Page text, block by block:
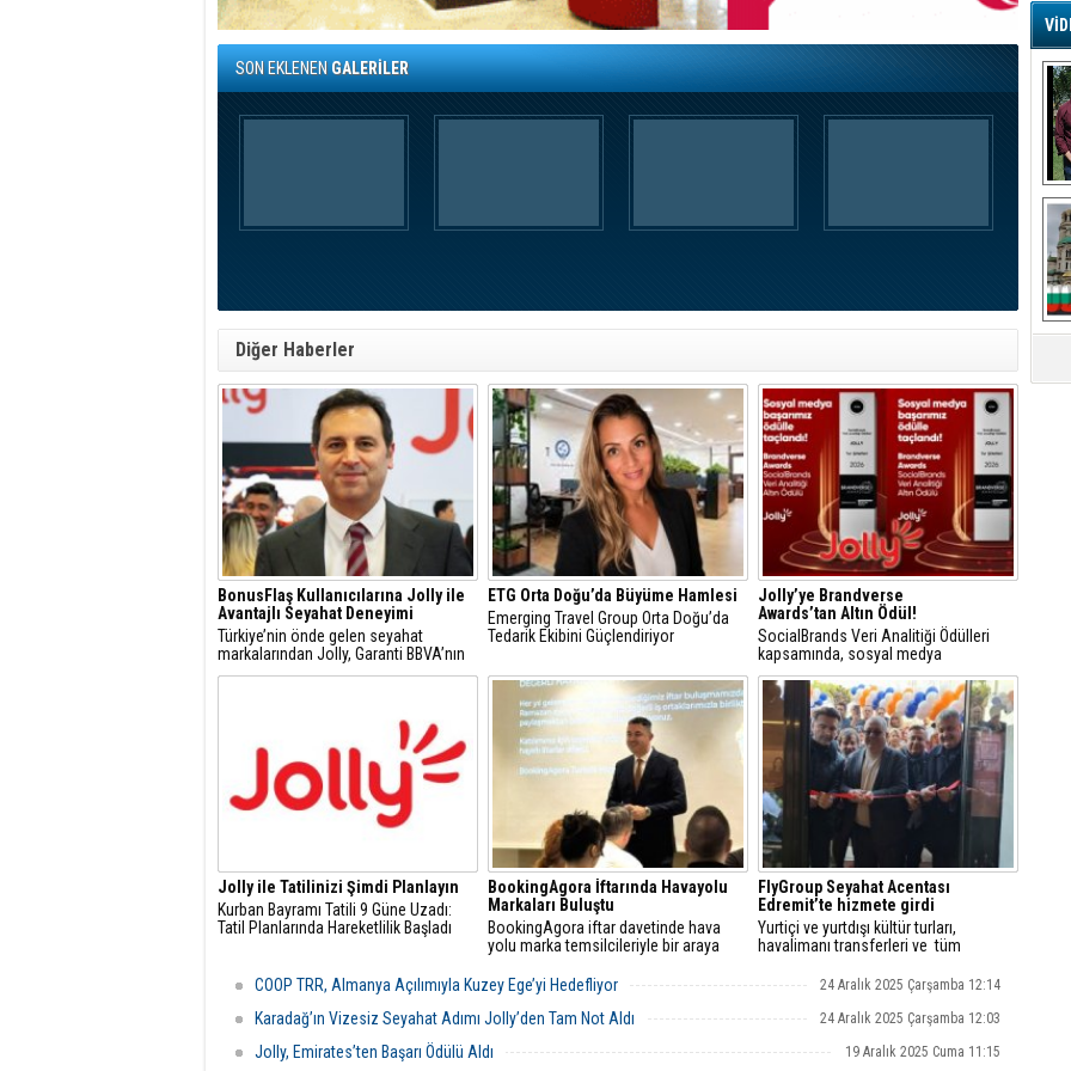
SON EKLENENGALERİLER
Diğer Haberler
BonusFlaş Kullanıcılarına Jolly ile
Avantajlı Seyahat Deneyimi
Türkiye’nin önde gelen seyahat
markalarından Jolly, Garanti BBVA’nın
BonusFlaş uygulaması içinde yer alan
ETG Orta Doğu’da Büyüme Hamlesi
Emerging Travel Group Orta Doğu’da
Tedarik Ekibini Güçlendiriyor
Jolly’ye Brandverse
Awards’tan Altın Ödül!
SocialBrands Veri Analitiği Ödülleri
kapsamında, sosyal medya
performansı tamamen veriye dayalı
olarak değerlendirilen Jolly, turizm
sektöründeki dijital iletişim başarısını
Altın Ödül ile taçlandırdı
Jolly ile Tatilinizi Şimdi Planlayın
Kurban Bayramı Tatili 9 Güne Uzadı:
Tatil Planlarında Hareketlilik Başladı
BookingAgora İftarında Havayolu
Markaları Buluştu
BookingAgora iftar davetinde hava
yolu marka temsilcileriyle bir araya
FlyGroup Seyahat Acentası
Edremit’te hizmete girdi
Yurtiçi ve yurtdışı kültür turları,
havalimanı transferleri ve tüm
olan FlyGroup Seyahat Acentası
COOP TRR, Almanya Açılımıyla Kuzey Ege’yi Hedefliyor 24 Aralık 2025 Çarşamba 12:14
Karadağ’ın Vizesiz Seyahat Adımı Jolly’den Tam Not Aldı 24 Aralık 2025 Çarşamba 12:03
Jolly, Emirates’ten Başarı Ödülü Aldı 19 Aralık 2025 Cuma 11:15